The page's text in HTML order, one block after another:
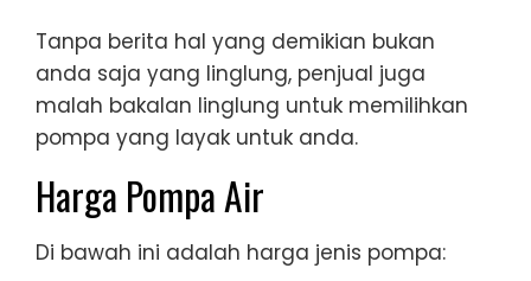
Tanpa berita hal yang demikian bukan
anda saja yang linglung, penjual juga
malah bakalan linglung untuk memilihkan
pompa yang layak untuk anda.
Harga Pompa Air
Di bawah ini adalah harga jenis pompa: